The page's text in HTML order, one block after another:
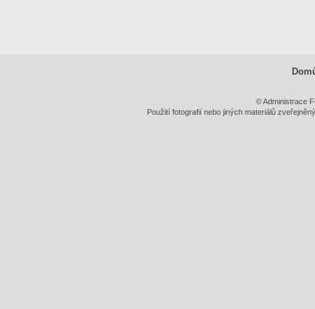
© Administrace
Použití fotografií nebo jiných materiálů